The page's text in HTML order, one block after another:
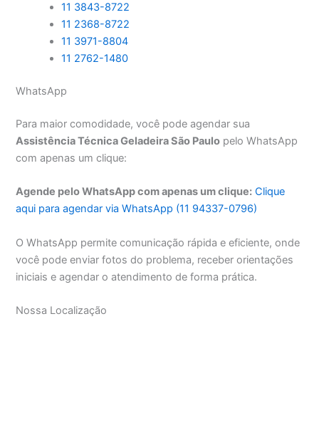
11 3843-8722
11 2368-8722
11 3971-8804
11 2762-1480
WhatsApp
Para maior comodidade, você pode agendar sua
Assistência Técnica Geladeira São Paulo pelo WhatsApp
com apenas um clique:
Agende pelo WhatsApp com apenas um clique: Clique
aqui para agendar via WhatsApp (11 94337-0796)
O WhatsApp permite comunicação rápida e eficiente, onde
você pode enviar fotos do problema, receber orientações
iniciais e agendar o atendimento de forma prática.
Nossa Localização